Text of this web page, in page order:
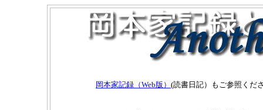
岡本家記録（Web版） (読書日記）もご参照くだ